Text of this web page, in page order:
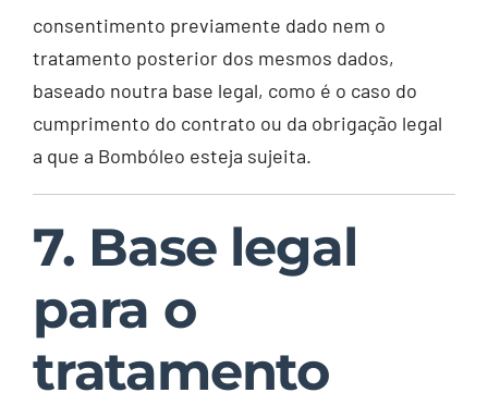
consentimento previamente dado nem o
tratamento posterior dos mesmos dados,
baseado noutra base legal, como é o caso do
cumprimento do contrato ou da obrigação legal
a que a Bombóleo esteja sujeita.
7. Base legal
para o
tratamento